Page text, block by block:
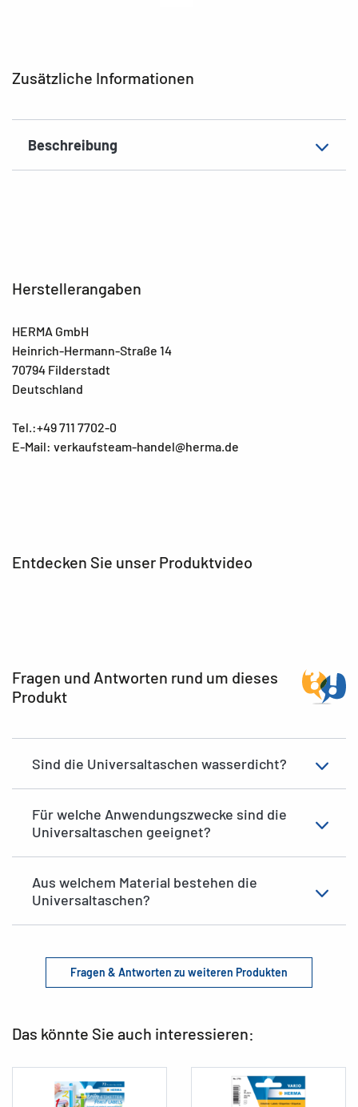
Zusätzliche Informationen
Beschreibung
Herstellerangaben
HERMA GmbH
Heinrich-Hermann-Straße 14
70794 Filderstadt
Deutschland
Tel.:+49 711 7702-0
E-Mail: verkaufsteam-handel@herma.de
Entdecken Sie unser Produktvideo
Fragen und Antworten rund um dieses
Produkt
Sind die Universaltaschen wasserdicht?
Für welche Anwendungszwecke sind die
Universaltaschen geeignet?
Aus welchem Material bestehen die
Universaltaschen?
Fragen & Antworten zu weiteren Produkten
Das könnte Sie auch interessieren: